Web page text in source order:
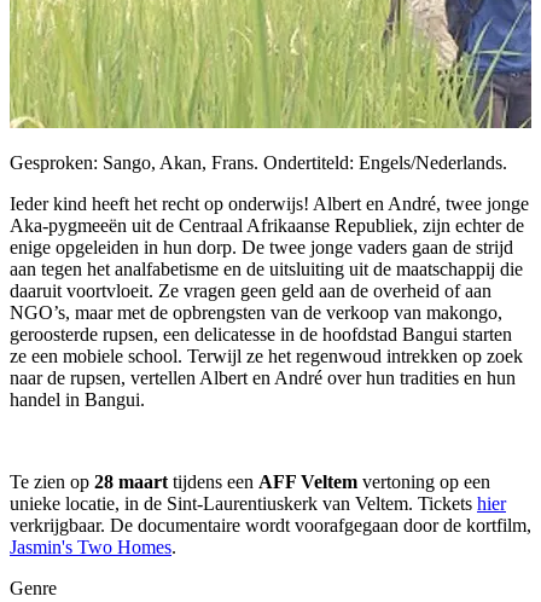
Gesproken: Sango, Akan, Frans. Ondertiteld: Engels/Nederlands.
Ieder kind heeft het recht op onderwijs! Albert en André, twee jonge
Aka-pygmeeën uit de Centraal Afrikaanse Republiek, zijn echter de
enige opgeleiden in hun dorp. De twee jonge vaders gaan de strijd
aan tegen het analfabetisme en de uitsluiting uit de maatschappij die
daaruit voortvloeit. Ze vragen geen geld aan de overheid of aan
NGO’s, maar met de opbrengsten van de verkoop van makongo,
geroosterde rupsen, een delicatesse in de hoofdstad Bangui starten
ze een mobiele school. Terwijl ze het regenwoud intrekken op zoek
naar de rupsen, vertellen Albert en André over hun tradities en hun
handel in Bangui.
Te zien op 28 maarttijdens een AFF Veltem vertoning op een
unieke locatie, in de Sint-Laurentiuskerk van Veltem. Tickets hier
verkrijgbaar. De documentaire wordt voorafgegaan door de kortfilm,
Jasmin's Two Homes.
Genre